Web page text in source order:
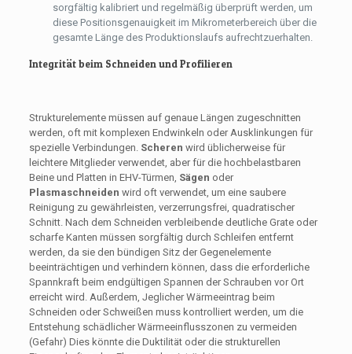
sorgfältig kalibriert und regelmäßig überprüft werden, um
diese Positionsgenauigkeit im Mikrometerbereich über die
gesamte Länge des Produktionslaufs aufrechtzuerhalten.
Integrität beim Schneiden und Profilieren
Strukturelemente müssen auf genaue Längen zugeschnitten
werden, oft mit komplexen Endwinkeln oder Ausklinkungen für
spezielle Verbindungen. Scheren wird üblicherweise für
leichtere Mitglieder verwendet, aber für die hochbelastbaren
Beine und Platten in EHV-Türmen, Sägen oder
Plasmaschneiden wird oft verwendet, um eine saubere
Reinigung zu gewährleisten, verzerrungsfrei, quadratischer
Schnitt. Nach dem Schneiden verbleibende deutliche Grate oder
scharfe Kanten müssen sorgfältig durch Schleifen entfernt
werden, da sie den bündigen Sitz der Gegenelemente
beeinträchtigen und verhindern können, dass die erforderliche
Spannkraft beim endgültigen Spannen der Schrauben vor Ort
erreicht wird. Außerdem, Jeglicher Wärmeeintrag beim
Schneiden oder Schweißen muss kontrolliert werden, um die
Entstehung schädlicher Wärmeeinflusszonen zu vermeiden
(Gefahr) Dies könnte die Duktilität oder die strukturellen